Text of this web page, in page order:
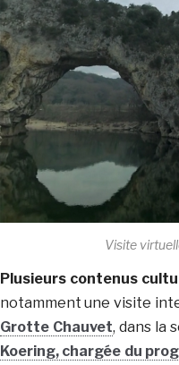
Visite
Plusieurs contenus
notamment une visite
Grotte Chauvet, dans la
Koering, chargée du